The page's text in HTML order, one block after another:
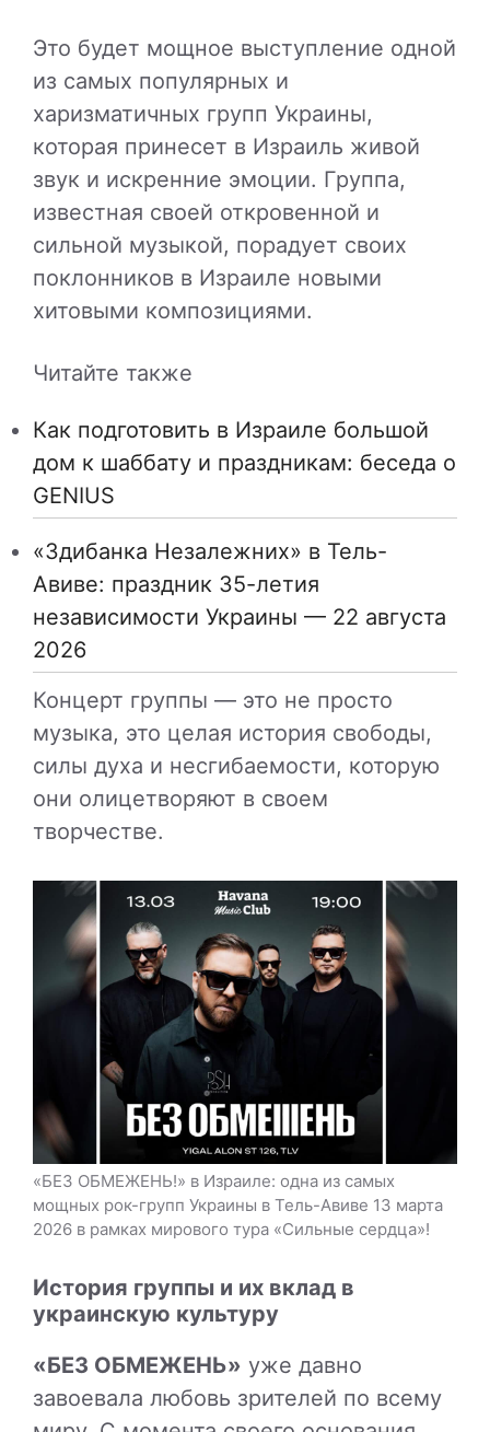
Это будет мощное выступление одной
из самых популярных и
харизматичных групп Украины,
которая принесет в Израиль живой
звук и искренние эмоции. Группа,
известная своей откровенной и
сильной музыкой, порадует своих
поклонников в Израиле новыми
хитовыми композициями.
Читайте также
Как подготовить в Израиле большой
дом к шаббату и праздникам: беседа о
GENIUS
«Здибанка Незалежних» в Тель-
Авиве: праздник 35-летия
независимости Украины — 22 августа
2026
Концерт группы — это не просто
музыка, это целая история свободы,
силы духа и несгибаемости, которую
они олицетворяют в своем
творчестве.
«БЕЗ ОБМЕЖЕНЬ!» в Израиле: одна из самых
мощных рок-групп Украины в Тель-Авиве 13 марта
2026 в рамках мирового тура «Сильные сердца»!
История группы и их вклад в
украинскую культуру
«БЕЗ ОБМЕЖЕНЬ» уже давно
завоевала любовь зрителей по всему